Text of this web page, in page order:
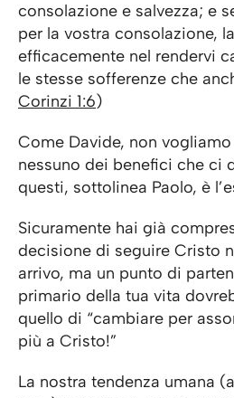
consolazione e salvezza; e
per la vostra consolazione,
efficacemente nel rendervi
le stesse sofferenze che
Corinzi 1:6)
Come Davide, non
nessuno dei benefici che ci
questi, sottolinea Paolo, è
Sicuramente hai già
decisione di seguire Cristo
arrivo, ma un punto di
primario della tua vita
quello di “cambiare per
più a Cristo!”
La nostra tendenza umana